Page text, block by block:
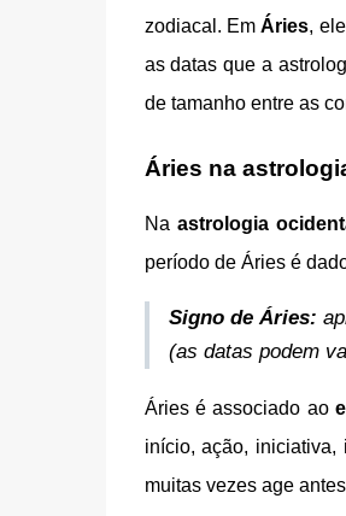
zodiacal. EmÁries,
as datas que a
de tamanho entre as
Áries na
Na astrologia
período de Áries é
Signo de Áries:
(as datas podem
Áries é associado ao
início, ação, iniciativa,
muitas vezes age